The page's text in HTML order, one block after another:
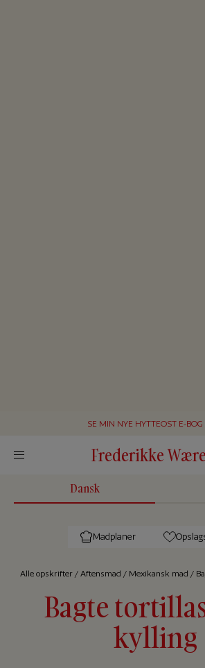
SE MIN NYE HYTTEOST E-BOG
Frederikke
Dansk
Madplaner
Alle op­skrif­ter/ Aftensmad / Mexikansk mad /
Bagte
kylling